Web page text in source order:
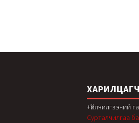
ХАРИЛЦАГЧ
+Үйлчилгээний
Сурталчилгаа